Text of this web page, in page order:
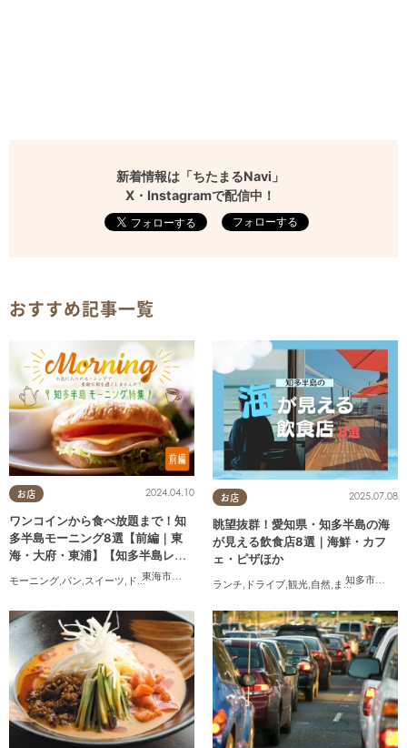
新着情報は「ちたまるNavi」
X・Instagramで配信中！
フォローする
おすすめ記事一覧
お店
東海市大府市
2024.04.10
ワンコインから食べ放題まで！知
多半島モーニング8選【前編｜東
海・大府・東浦】【知多半島レポ#
モーニング,パン,スイーツ, ドライブ , 旅行 ,夫婦,家族,カップル,おひとりさま,友人
お店
知多市常滑
2025.07.08
眺望抜群！愛知県・知多半島の海
が見える飲食店8選｜海鮮・カフ
ェ・ピザほか
ランチ, ドライブ,観光,自然, まちネタ 季節